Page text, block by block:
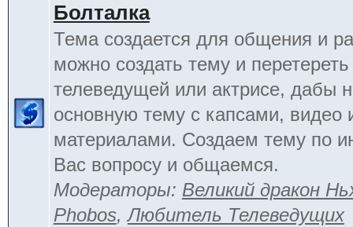
Болталка
Тема создается для общения и
можно создать тему и перетереть
телеведущей или актрисе, дабы
основную тему с капсами, видео
материалами. Создаем тему по
Вас вопросу и общаемся.
Модераторы: Великий дракон
Phobos,Любитель Телеведущих